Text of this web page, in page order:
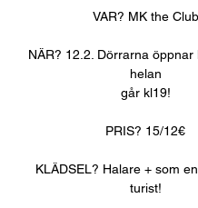
VAR? MK the Club
NÄR? 12.2. Dörrarna öppnar
helan
går kl19!
PRIS? 15/12€
KLÄDSEL? Halare + som
turist!